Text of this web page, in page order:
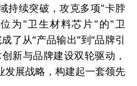
持续突破，攻克多项"卡脖
为"卫生材料芯片"的"卫
了从“产品输出”到“品牌引
新与品牌建设双轮驱动，
发展战略，构建起一套领先